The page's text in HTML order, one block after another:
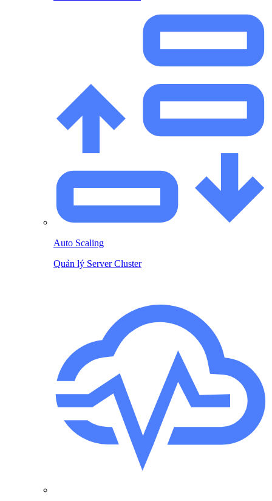
Auto Scaling
Quản lý Server Cluster